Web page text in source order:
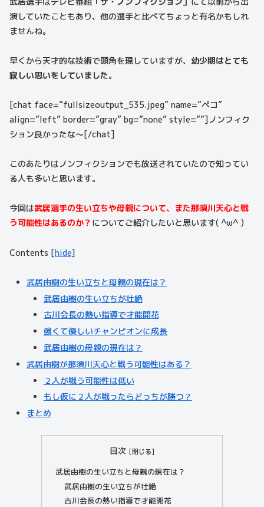
演していたこともあり、他の選手と比べてちょっと有名かもしれ
ませんね。
早くから天才的な技術で頭角を現していますが、 幼少期はとても
寂しい思いをしていました。
[chat face=”fullsizeoutput_535.jpeg” name=”ペコ”
align=”left” border=”gray” bg=”none” style=””]ノンフィク
ション良かったな〜[/chat]
このあたりはノンフィクションでも放送されていたので知ってい
る人も多いと思います。
今回は武居選手の生い立ちや母親について、また那須川天心と戦
う可能性はあるのか？ についてご紹介したいと思います( ^ω^ )
Contents [hide]
武居由樹の生い立ちと母親の現在は？
武居由樹の生い立ちが壮絶
古川会長の熱い指導で才能開花
強くて優しいチャンピオンに成長
武居由樹の母親の現在は？
武居由樹が那須川天心と戦う可能性はある？
２人が戦う可能性は低い
もし仮に２人が戦ったらどっちが勝つ？
まとめ
目次
武居由樹の生い立ちと母親の現在は？
武居由樹の生い立ちが壮絶
古川会長の熱い指導で才能開花